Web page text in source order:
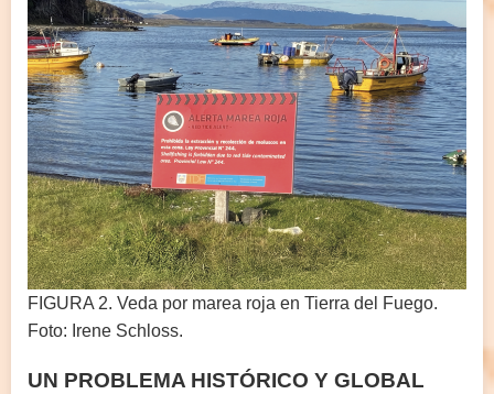
FIGURA 2. Veda por marea roja en Tierra del Fuego.
Foto: Irene Schloss.
UN PROBLEMA HISTÓRICO Y GLOBAL